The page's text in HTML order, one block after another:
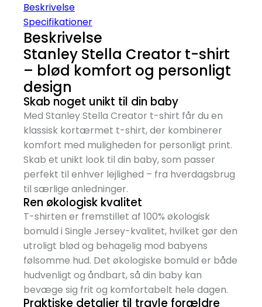
Beskrivelse
Specifikationer
Beskrivelse
Stanley Stella Creator t-shirt
– blød komfort og personligt
design
Skab noget unikt til din baby
Med Stanley Stella Creator t-shirt får du en
klassisk kortærmet t-shirt, der kombinerer
komfort med muligheden for personligt print.
Skab et unikt look til din baby, som passer
perfekt til enhver lejlighed – fra hverdagsbrug
til særlige anledninger.
Ren økologisk kvalitet
T-shirten er fremstillet af 100% økologisk
bomuld i Single Jersey-kvalitet, hvilket gør den
utroligt blød og behagelig mod babyens
følsomme hud. Det økologiske bomuld er både
hudvenligt og åndbart, så din baby kan
bevæge sig frit og komfortabelt hele dagen.
Praktiske detaljer til travle forældre